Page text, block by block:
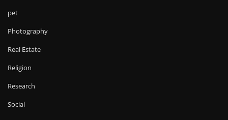
pet
Photography
Real Estate
Religion
Research
Social